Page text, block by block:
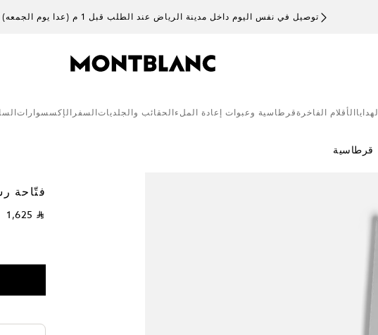
توصيل في نفس اليوم داخل مدينة الرياض عند الطلب قبل 1 م (عدا يوم الجمعه)
الهدايا الأقلام الفاخرة قرطاسية وعبوات إعادة الملء الحقائب والجلديات السفر الإكسسوارات
قرطاسية
فتّاحة
⃁ 1,625